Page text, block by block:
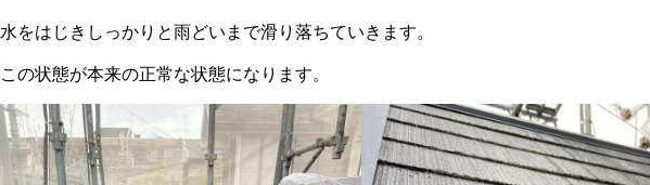
水をはじきしっかりと雨どいまで滑り落ちていきます。
この状態が本来の正常な状態になります。